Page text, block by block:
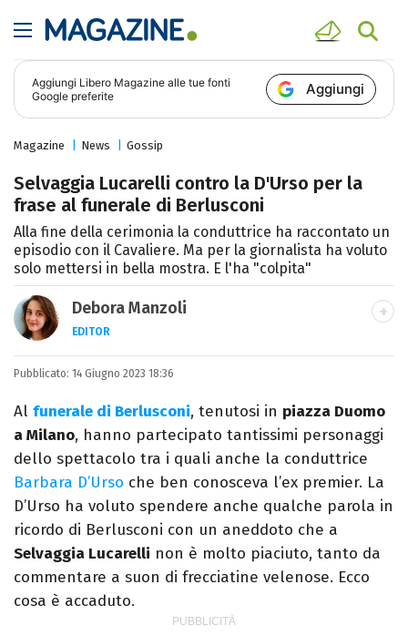
Aggiungi Libero Magazine alle tue fonti
Google preferite
Aggiungi
Magazine News Gossip
Selvaggia Lucarelli contro la D'Urso per la
frase al funerale di Berlusconi
Alla fine della cerimonia la conduttrice ha raccontato un
episodio con il Cavaliere. Ma per la giornalista ha voluto
solo mettersi in bella mostra. E l'ha "colpita"
Debora Manzoli
EDITOR
LINKEDIN
INSTAGRAM FACEBOOK SITO
Scrittrice, copywriter, editor e pubblicista
mantovana, laureata in Lettere, Cinema e
Tv. Ha due libri all’attivo e ama la scrittura
alla follia.
Pubblicato: 14 Giugno 2023 18:36
Al funerale di Berlusconi, tenutosi in piazza Duomo
a Milano, hanno partecipato tantissimi personaggi
dello spettacolo tra i quali anche la conduttrice
Barbara D’Urso che ben conosceva l’ex premier. La
D’Urso ha voluto spendere anche qualche parola in
ricordo di Berlusconi con un aneddoto che a
Selvaggia Lucarelli non è molto piaciuto, tanto da
commentare a suon di frecciatine velenose. Ecco
cosa è accaduto.